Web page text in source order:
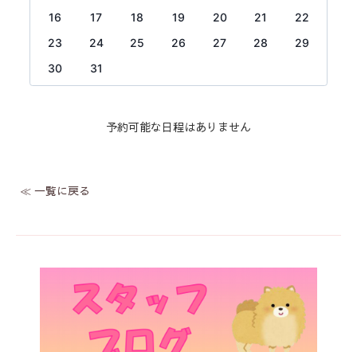
16
17 18 19 20 21
22
23
24 25 26 27 28
29
30
31
予約可能な日程はありません
≪ 一覧に戻る